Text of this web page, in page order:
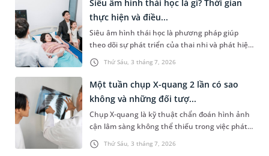
Bài viết sau đây sẽ giúp các bạn giải đáp chi tiết
hơn các thắc mắc này.
Thứ Sáu, 3 tháng 7, 2026
Siêu âm hình thái học là gì? Thời gian
thực hiện và điều...
Siêu âm hình thái học là phương pháp giúp
theo dõi sự phát triển của thai nhi và phát hiện
sớm những bất thường các dị tật nếu có. Bài
viết dưới đây sẽ giúp chị em hiểu rõ siêu âm
hình thái học là gì, cần thực hiện vào những
thời điểm nào của thai kỳ và một số vấn đề mẹ
bầu cần lưu ý để có thai kỳ an toàn, khỏe
mạnh.
Thứ Sáu, 3 tháng 7, 2026
Một tuần chụp X-quang 2 lần có sao
không và những đối tượ...
Chụp X-quang là kỹ thuật chẩn đoán hình ảnh
cận lâm sàng không thể thiếu trong việc phát
hiện và điều trị nhiều bệnh lý. Tuy nhiên, do
phương pháp này sử dụng tia bức xạ, không ít